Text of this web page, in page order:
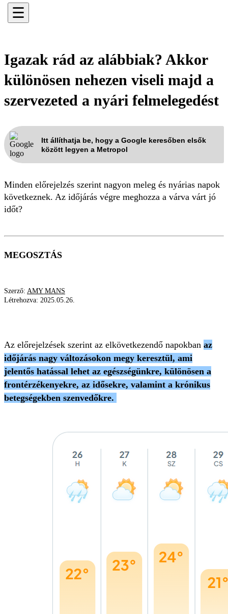
☰
Igazak rád az alábbiak? Akkor
különösen nehezen viseli majd a
szervezeted a nyári felmelegedést
Itt állíthatja be, hogy a Google keresőben elsők
között legyen a Metropol
Minden előrejelzés szerint nagyon meleg és nyárias napok
következnek. Az időjárás végre meghozza a várva várt jó
időt?
MEGOSZTÁS
Szerző: AMY MANS
Létrehozva: 2025.05.26.
Az előrejelzések szerint az elkövetkezendő napokban az
időjárás nagy változásokon megy keresztül, ami
jelentős hatással lehet az egészségünkre, különösen a
frontérzékenyekre, az idősekre, valamint a krónikus
betegségekben szenvedőkre.